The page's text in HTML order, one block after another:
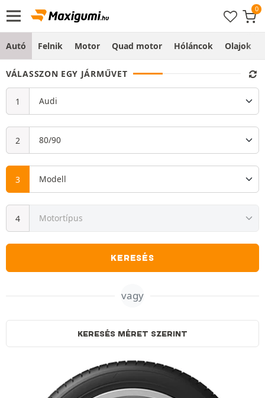
Autó Felnik Motor Quad motor Hóláncok Olajok
VÁLASSZON EGY JÁRMŰVET
KERESÉS
vagy
KERESÉS MÉRET SZERINT